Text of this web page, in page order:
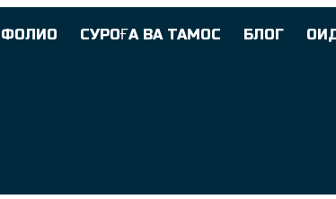
СУРОҒА ВА ТАМОС БЛОГ